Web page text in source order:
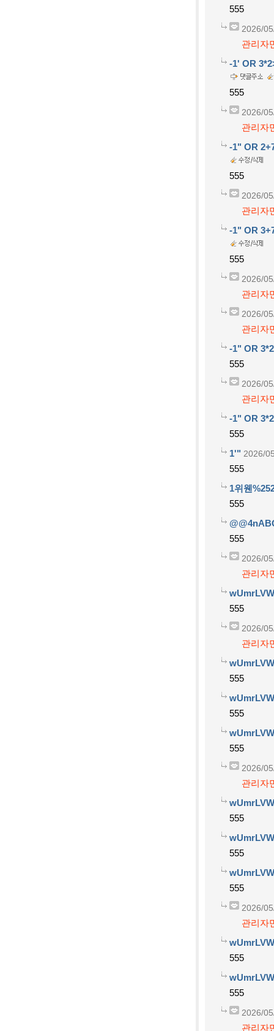
555
2026/
관리자
-1' OR
555
2026/
관리자
-1" OR
555
2026/
관리자
-1" OR
555
2026/
관리자
2026/
관리자
-1" OR
555
2026/
관리자
-1" OR
555
1'" 2026/
555
1위웬
555
555
2026/
관리자
555
2026/
관리자
555
555
555
2026/
관리자
555
555
555
2026/
관리자
555
555
2026/
관리자